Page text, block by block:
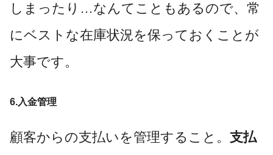
しまったり…なんてこともあるので、常
にベストな在庫状況を保っておくことが
大事です。
6.入金管理
顧客からの支払いを管理すること。 支払